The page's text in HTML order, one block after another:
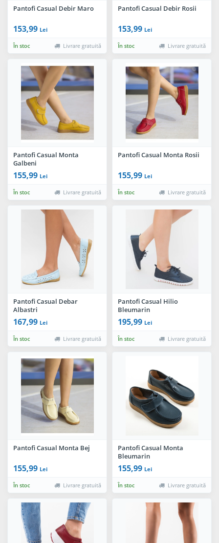
Pantofi Casual Debir Maro
153,99 Lei
În stoc Livrare gratuită
Pantofi Casual Debir Rosii
153,99 Lei
În stoc Livrare gratuită
Pantofi Casual Monta
Galbeni
155,99 Lei
În stoc Livrare gratuită
Pantofi Casual Monta Rosii
155,99 Lei
În stoc Livrare gratuită
Pantofi Casual Debar
Albastri
167,99 Lei
În stoc Livrare gratuită
Pantofi Casual Hilio
Bleumarin
195,99 Lei
În stoc Livrare gratuită
Pantofi Casual Monta Bej
155,99 Lei
În stoc Livrare gratuită
Pantofi Casual Monta
Bleumarin
155,99 Lei
În stoc Livrare gratuită